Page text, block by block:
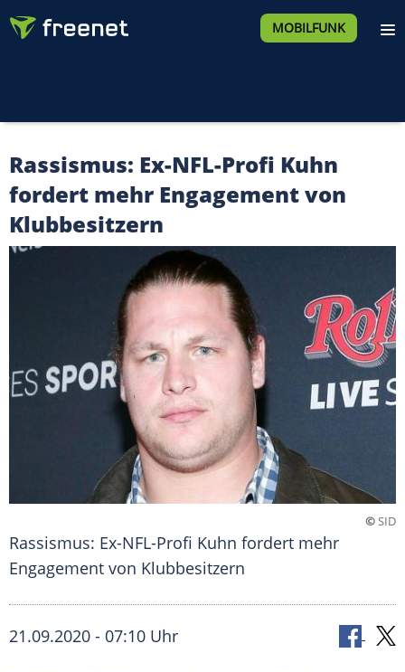
MOBILFUNK
Rassismus: Ex-NFL-Profi Kuhn
fordert mehr Engagement von
Klubbesitzern
©SID
Rassismus: Ex-NFL-Profi Kuhn fordert mehr
Engagement von Klubbesitzern
21.09.2020 - 07:10 Uhr